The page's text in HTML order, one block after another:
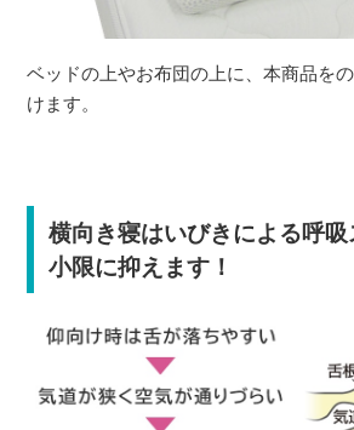
ベッドの上やお布団の上に、本商品を
けます。
横向き寝はいびきによる呼
小限に抑えます！